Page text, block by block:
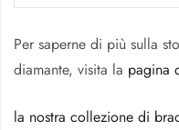
Per saperne di più sulla
diamante, visita la pagina
la nostra collezione di